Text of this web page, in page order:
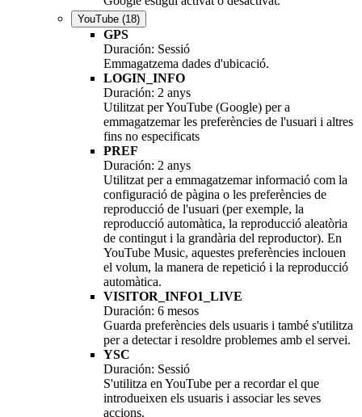
YouTube (18)
GPS
Duración: Sessió
Emmagatzema dades d'ubicació.
LOGIN_INFO
Duración: 2 anys
Utilitzat per YouTube (Google) per a
emmagatzemar les preferències de l'usuari i altres
fins no especificats
PREF
Duración: 2 anys
Utilitzat per a emmagatzemar informació com la
configuració de pàgina o les preferències de
reproducció de l'usuari (per exemple, la
reproducció automàtica, la reproducció aleatòria
de contingut i la grandària del reproductor). En
YouTube Music, aquestes preferències inclouen
el volum, la manera de repetició i la reproducció
automàtica.
VISITOR_INFO1_LIVE
Duración: 6 mesos
Guarda preferències dels usuaris i també s'utilitza
per a detectar i resoldre problemes amb el servei.
YSC
Duración: Sessió
S'utilitza en YouTube per a recordar el que
introdueixen els usuaris i associar les seves
accions.